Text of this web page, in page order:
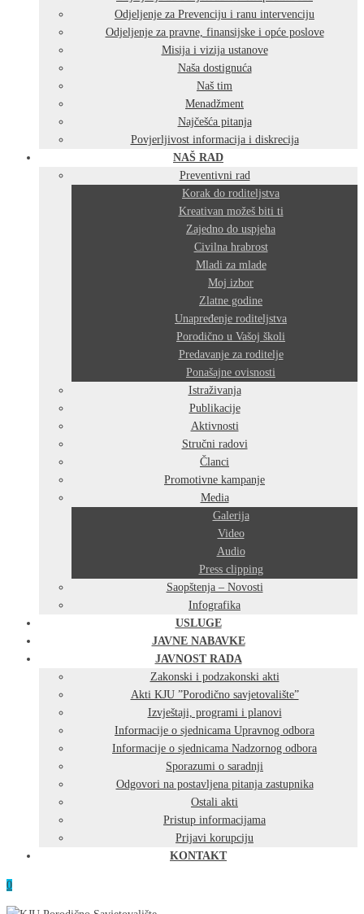
Odjeljenje za Prevenciju i ranu intervenciju
Odjeljenje za pravne, finansijske i opće poslove
Misija i vizija ustanove
Naša dostignuća
Naš tim
Menadžment
Najčešća pitanja
Povjerljivost informacija i diskrecija
NAŠ RAD
Preventivni rad
Korak do roditeljstva
Kreativan možeš biti ti
Zajedno do uspjeha
Civilna hrabrost
Mladi za mlade
Moj izbor
Zlatne godine
Unapređenje roditeljstva
Porodično u Vašoj školi
Predavanje za roditelje
Ponašajne ovisnosti
Istraživanja
Publikacije
Aktivnosti
Stručni radovi
Članci
Promotivne kampanje
Media
Galerija
Video
Audio
Press clipping
Saopštenja – Novosti
Infografika
USLUGE
JAVNE NABAVKE
JAVNOST RADA
Zakonski i podzakonski akti
Akti KJU ”Porodično savjetovalište”
Izvještaji, programi i planovi
Informacije o sjednicama Upravnog odbora
Informacije o sjednicama Nadzornog odbora
Sporazumi o saradnji
Odgovori na postavljena pitanja zastupnika
Ostali akti
Pristup informacijama
Prijavi korupciju
KONTAKT
0